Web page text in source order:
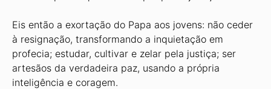
Eis então a exortação do Papa aos jovens: não ceder
à resignação, transformando a inquietação em
profecia; estudar, cultivar e zelar pela justiça; ser
artesãos da verdadeira paz, usando a própria
inteligência e coragem.